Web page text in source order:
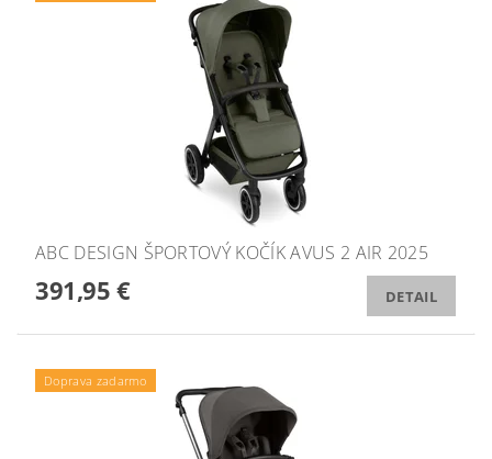
ABC DESIGN ŠPORTOVÝ KOČÍK AVUS 2 AIR 2025
391,95 € DETAIL
Doprava zadarmo